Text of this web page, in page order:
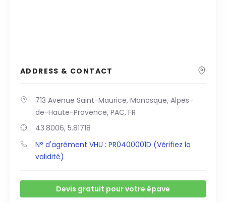
ADDRESS & CONTACT
713 Avenue Saint-Maurice, Manosque, Alpes-
de-Haute-Provence, PAC, FR
43.8006, 5.81718
N° d'agrément VHU : PR0400001D (Vérifiez la
validité)
Devis gratuit pour votre épave